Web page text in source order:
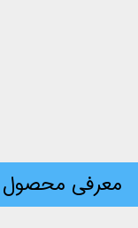
معرفی محصول